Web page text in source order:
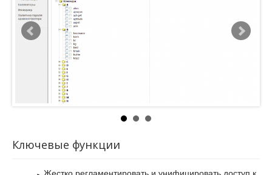
необходима работа с высокой сетевой нагрузкой.
Также в SafeInspect реализованы функции управления
паролями для учетных записей контролируемых серверов и
оборудования на большинстве поддерживаемых платформ.
Управление паролями осуществляется с помощью политик
безопасности, поддерживается автоматическая смена
паролей по расписанию и групповое ручное изменение
паролей.
Ключевые функции